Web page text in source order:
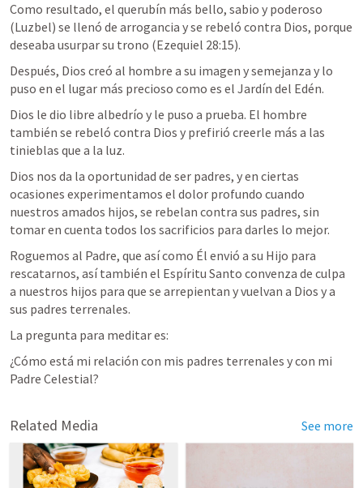
Como resultado, el querubín más bello, sabio y poderoso
(Luzbel) se llenó de arrogancia y se rebeló contra Dios, porque
deseaba usurpar su trono (Ezequiel 28:15).
Después, Dios creó al hombre a su imagen y semejanza y lo
puso en el lugar más precioso como es el Jardín del Edén.
Dios le dio libre albedrío y le puso a prueba. El hombre
también se rebeló contra Dios y prefirió creerle más a las
tinieblas que a la luz.
Dios nos da la oportunidad de ser padres, y en ciertas
ocasiones experimentamos el dolor profundo cuando
nuestros amados hijos, se rebelan contra sus padres, sin
tomar en cuenta todos los sacrificios para darles lo mejor.
Roguemos al Padre, que así como Él envió a su Hijo para
rescatarnos, así también el Espíritu Santo convenza de culpa
a nuestros hijos para que se arrepientan y vuelvan a Dios y a
sus padres terrenales.
La pregunta para meditar es:
¿Cómo está mi relación con mis padres terrenales y con mi
Padre Celestial?
Related Media See more